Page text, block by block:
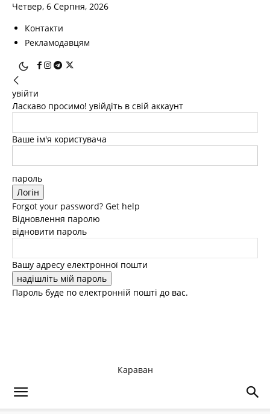
Четвер, 6 Серпня, 2026
Контакти
Рекламодавцям
увійти
Ласкаво просимо! увійдіть в свій аккаунт
Ваше ім'я користувача
пароль
Forgot your password? Get help
Відновлення паролю
відновити пароль
Вашу адресу електронної пошти
Пароль буде по електронній пошті до вас.
Караван